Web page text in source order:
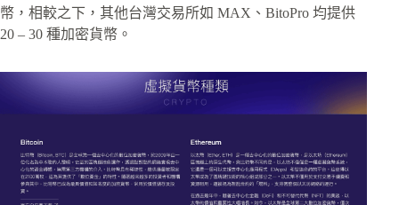
幣，相較之下，其他台灣交易所如 MAX、BitoPro 均提供
20 – 30 種加密貨幣。